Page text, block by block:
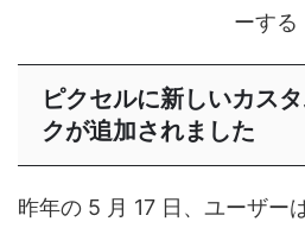
ーする
ピクセルに新しいカス
クが追加されました
昨年の 5 月 17 日、ユーザー